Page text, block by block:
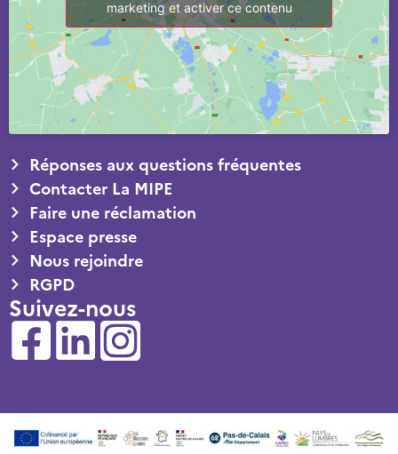
marketing et activer ce contenu
Réponses aux questions fréquentes
Contacter La MIPE
Faire une réclamation
Espace presse
Nous rejoindre
RGPD
Suivez-nous